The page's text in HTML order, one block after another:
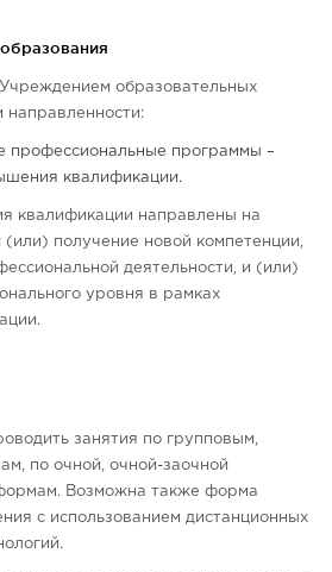
образовательных
направленности:
профессиональные программы –
квалификации.
квалификации направлены на
получение новой компетенции,
деятельности, и (или)
уровня в рамках
занятия по групповым,
по очной, очной-заочной
Возможна также форма
с использованием дистанционных